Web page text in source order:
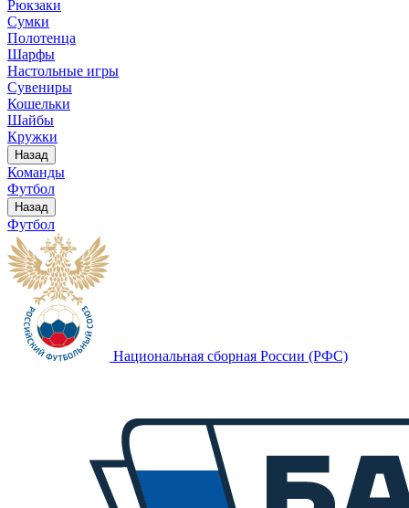
Рюкзаки
Сумки
Полотенца
Шарфы
Настольные игры
Сувениры
Кошельки
Шайбы
Кружки
Назад
Команды
Футбол
Назад
Футбол
Национальная сборная России (РФС)